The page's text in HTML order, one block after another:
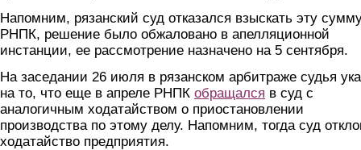
Напомним, рязанский суд отказался взыскать эту
РНПК, решение было обжаловано в апелляционной
инстанции, ее рассмотрение назначено на 5 сентября.
На заседании 26 июля в рязанском арбитраже судья
на то, что еще в апреле РНПК обращался в суд с
аналогичным ходатайством о приостановлении
производства по этому делу. Напомним, тогда суд
ходатайство предприятия.